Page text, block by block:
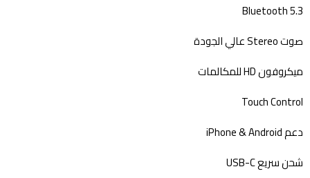
Bluetooth 5.3
صوت Stereo عالي الجودة
ميكروفون HD للمكالمات
Touch Control
دعم iPhone & Android
شحن سريع USB-C